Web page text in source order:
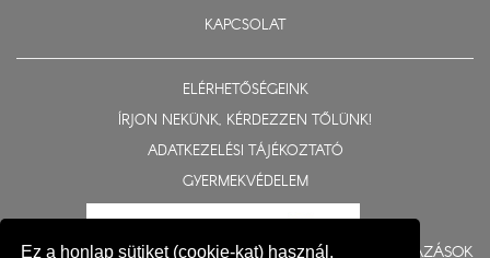
Ez a honlap sütiket (cookie-kat) használ,
KAPCSOLAT
ELÉRHETŐSÉGEINK
ÍRJON NEKÜNK, KÉRDEZZEN TŐLÜNK!
ADATKEZELÉSI TÁJÉKOZTATÓ
GYERMEKVÉDELEM
BERUHÁZÁSOK